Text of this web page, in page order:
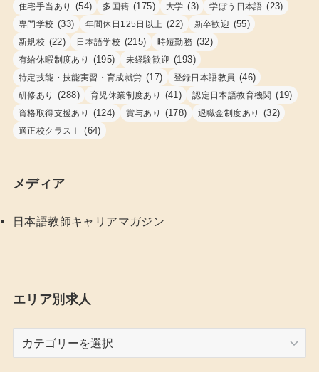
住宅手当あり (54) 多国籍 (175) 大学 (3) 学ぼう日本語 (23)
専門学校 (33) 年間休日125日以上 (22) 新卒歓迎 (55)
新規校 (22) 日本語学校 (215) 時短勤務 (32)
有給休暇制度あり (195) 未経験歓迎 (193)
特定技能・技能実習・育成就労 (17) 登録日本語教員 (46)
研修あり (288) 育児休業制度あり (41) 認定日本語教育機関 (19)
資格取得支援あり (124) 賞与あり (178) 退職金制度あり (32)
適正校クラスⅠ (64)
メディア
日本語教師キャリアマガジン
エリア別求人